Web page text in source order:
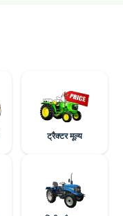
ट्रैक्टर मूल्य